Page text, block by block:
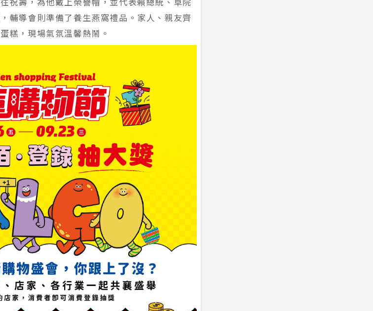
輔導會則準備了養生燕窩禮品。家人、親友齊
糕，現場氣氛溫馨熱鬧。